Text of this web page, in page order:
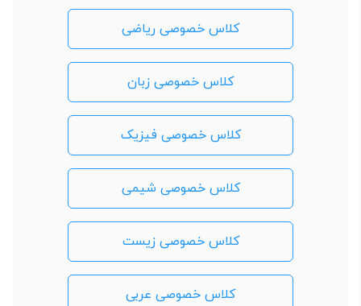
کلاس خصوصی ریاضی
کلاس خصوصی زبان
کلاس خصوصی فیزیک
کلاس خصوصی شیمی
کلاس خصوصی زیست
کلاس خصوصی عربی